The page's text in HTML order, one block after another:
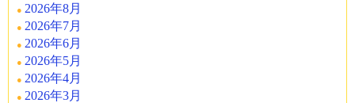
2026年8月
2026年7月
2026年6月
2026年5月
2026年4月
2026年3月